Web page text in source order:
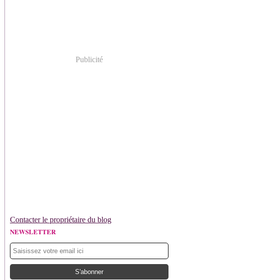
Publicité
Contacter le propriétaire du blog
NEWSLETTER